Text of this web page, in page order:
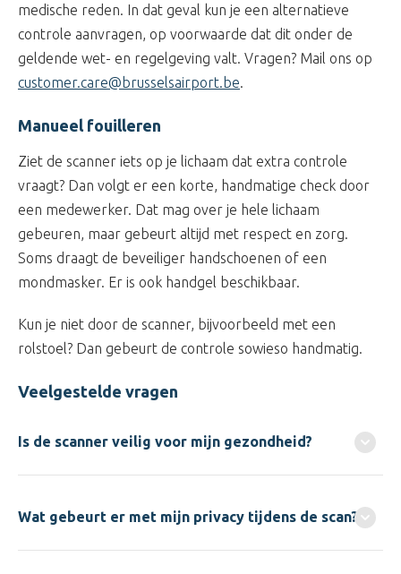
medische reden. In dat geval kun je een alternatieve
controle aanvragen, op voorwaarde dat dit onder de
geldende wet- en regelgeving valt. Vragen? Mail ons op
customer.care@brusselsairport.be.
Manueel fouilleren
Ziet de scanner iets op je lichaam dat extra controle
vraagt? Dan volgt er een korte, handmatige check door
een medewerker. Dat mag over je hele lichaam
gebeuren, maar gebeurt altijd met respect en zorg.
Soms draagt de beveiliger handschoenen of een
mondmasker. Er is ook handgel beschikbaar.
Kun je niet door de scanner, bijvoorbeeld met een
rolstoel? Dan gebeurt de controle sowieso handmatig.
Veelgestelde vragen
Is de scanner veilig voor mijn gezondheid?
Wat gebeurt er met mijn privacy tijdens de scan?